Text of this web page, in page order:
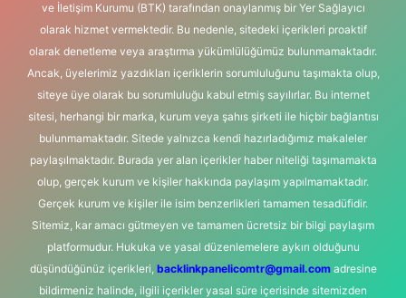
ve İletişim Kurumu (BTK) tarafından onaylanmış bir Yer Sağlayıcı
olarak hizmet vermektedir. Bu nedenle, sitedeki içerikleri proaktif
olarak denetleme veya araştırma yükümlülüğümüz bulunmamaktadır.
Ancak, üyelerimiz yazdıkları içeriklerin sorumluluğunu taşımakta olup,
siteye üye olarak bu sorumluluğu kabul etmiş sayılırlar. Bu internet
sitesi, herhangi bir marka, kurum veya şahıs şirketi ile hiçbir bağlantısı
bulunmamaktadır. Sitede yalnızca kendi hazırladığımız makaleler
paylaşılmaktadır. Burada yer alan içerikler haber niteliği taşımamakta
olup, gerçek kurum ve kişiler hakkında paylaşım yapılmamaktadır.
Gerçek kurum ve kişiler ile isim benzerlikleri tamamen tesadüfidir.
Sitemiz, kar amacı gütmeyen ve tamamen ücretsiz bir bilgi paylaşım
platformudur. Hukuka ve yasal düzenlemelere aykırı olduğunu
düşündüğünüz içerikleri, backlinkpanelicomtr@gmail.comadresine
bildirmeniz halinde, ilgili içerikler yasal süre içerisinde sitemizden